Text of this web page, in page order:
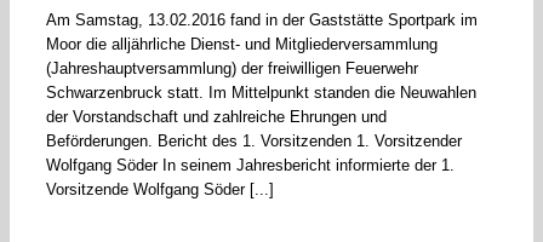
Am Samstag, 13.02.2016 fand in der Gaststätte Sportpark im
Moor die alljährliche Dienst- und Mitgliederversammlung
(Jahreshauptversammlung) der freiwilligen Feuerwehr
Schwarzenbruck statt. Im Mittelpunkt standen die Neuwahlen
der Vorstandschaft und zahlreiche Ehrungen und
Beförderungen. Bericht des 1. Vorsitzenden 1. Vorsitzender
Wolfgang Söder In seinem Jahresbericht informierte der 1.
Vorsitzende Wolfgang Söder [...]